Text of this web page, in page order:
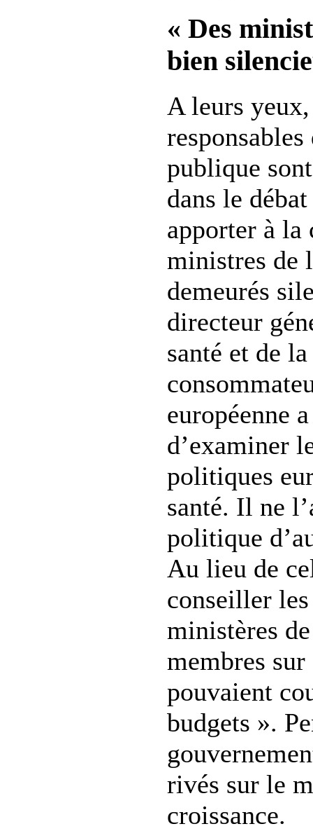
« Des
bien
A leurs
publique
dans le
apporter à la
ministres de
demeurés
directeur
santé et de
européenne
d’examiner
politiques
santé. Il ne
politique
Au lieu de
conseiller
ministères
membres
pouvaient
budgets ».
rivés sur le
croissance.